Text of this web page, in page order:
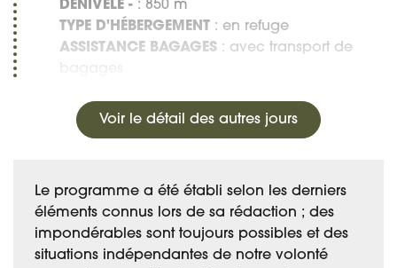
DÉNIVELÉ - : 850 m
TYPE D'HÉBERGEMENT : en refuge
ASSISTANCE BAGAGES : avec transport de
Voir le détail des autres jours
Le programme a été établi selon les derniers
éléments connus lors de sa rédaction ; des
impondérables sont toujours possibles et des
situations indépendantes de notre volonté